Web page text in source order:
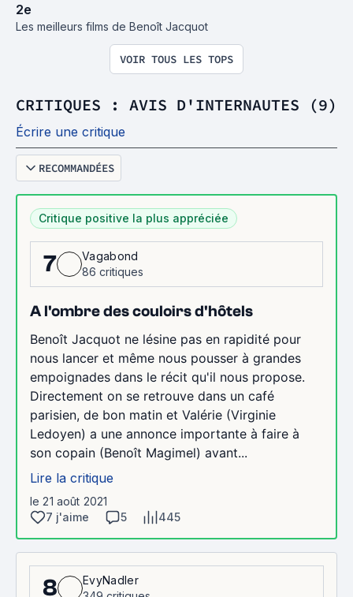
2e
Les meilleurs films de Benoît Jacquot
VOIR TOUS LES TOPS
CRITIQUES : AVIS D'INTERNAUTES (9)
Écrire une critique
RECOMMANDÉES
Critique positive la plus appréciée
7
Vagabond
86 critiques
A l'ombre des couloirs d'hôtels
Benoît Jacquot ne lésine pas en rapidité pour
nous lancer et même nous pousser à grandes
empoignades dans le récit qu'il nous propose.
Directement on se retrouve dans un café
parisien, de bon matin et Valérie (Virginie
Ledoyen) a une annonce importante à faire à
son copain (Benoît Magimel) avant...
Lire la critique
le 21 août 2021
7 j'aime
5 445
8
EvyNadler